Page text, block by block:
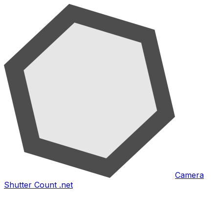
Camera
Shutter Count .net